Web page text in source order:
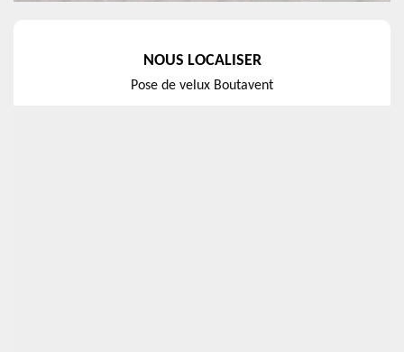
NOUS LOCALISER
Pose de velux Boutavent